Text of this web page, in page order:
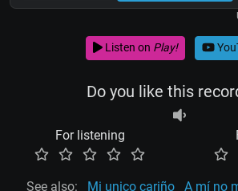
Listen on Play!
Do you like this
For listening
See also: Mi unico cariño
A mí no